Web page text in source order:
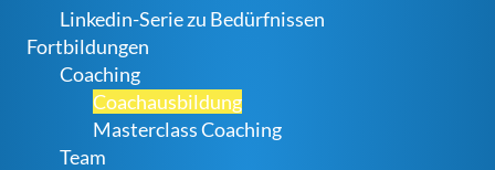
Linkedin-Serie zu Bedürfnissen
Fortbildungen
Coaching
Coachausbildung
Masterclass Coaching
Team